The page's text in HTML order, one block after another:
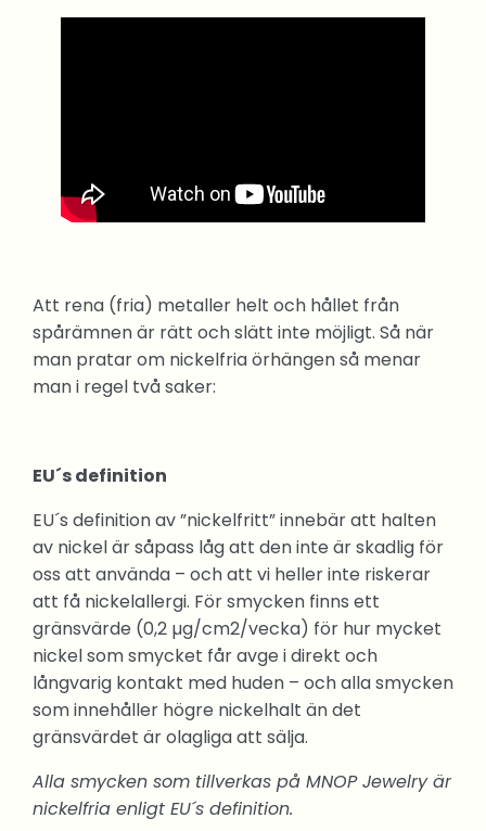
Att rena (fria) metaller helt och hållet från
spårämnen är rätt och slätt inte möjligt. Så när
man pratar om nickelfria örhängen så menar
man i regel två saker:
EU´s definition
EU´s definition av ”nickelfritt” innebär att halten
av nickel är såpass låg att den inte är skadlig för
oss att använda – och att vi heller inte riskerar
att få nickelallergi. För smycken finns ett
gränsvärde (0,2 µg/cm2/vecka) för hur mycket
nickel som smycket får avge i direkt och
långvarig kontakt med huden – och alla smycken
som innehåller högre nickelhalt än det
gränsvärdet är olagliga att sälja.
Alla smycken som tillverkas på MNOP Jewelry är
nickelfria enligt EU´s definition.